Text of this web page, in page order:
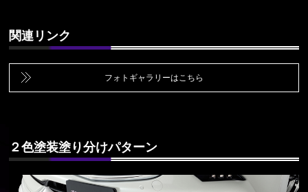
関連リンク
フォトギャラリーはこちら
２色塗装塗り分けパターン